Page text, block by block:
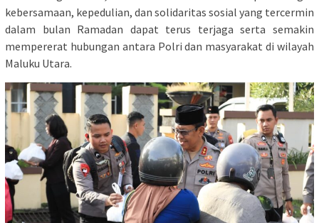
kebersamaan, kepedulian, dan solidaritas sosial yang tercermin
dalam bulan Ramadan dapat terus terjaga serta semakin
mempererat hubungan antara Polri dan masyarakat di wilayah
Maluku Utara.